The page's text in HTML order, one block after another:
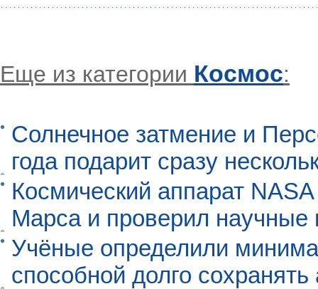
Еще из категории Космос:
Солнечное затмение и
года подарит сразу
Космический аппарат
Марса и проверил научные
Учёные определили
способной долго